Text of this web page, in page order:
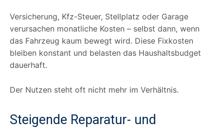
Versicherung, Kfz-Steuer, Stellplatz oder Garage
verursachen monatliche Kosten – selbst dann, wenn
das Fahrzeug kaum bewegt wird. Diese Fixkosten
bleiben konstant und belasten das Haushaltsbudget
dauerhaft.
Der Nutzen steht oft nicht mehr im Verhältnis.
Steigende Reparatur- und